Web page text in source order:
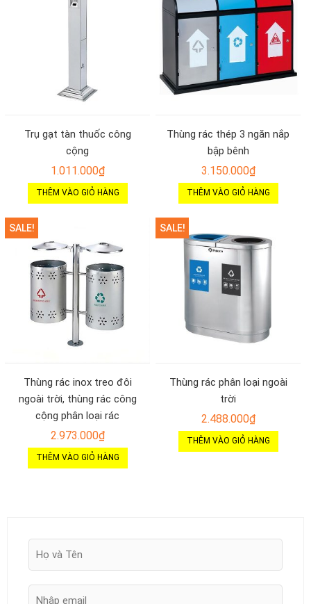
Trụ gạt tàn thuốc công
cộng
1.011.000₫
THÊM VÀO GIỎ HÀNG
Thùng rác thép 3 ngăn nắp
bập bênh
3.150.000₫
THÊM VÀO GIỎ HÀNG
SALE!
Thùng rác inox treo đôi
ngoài trời, thùng rác công
cộng phân loại rác
2.973.000₫
THÊM VÀO GIỎ HÀNG
SALE!
Thùng rác phân loại ngoài
trời
2.488.000₫
THÊM VÀO GIỎ HÀNG